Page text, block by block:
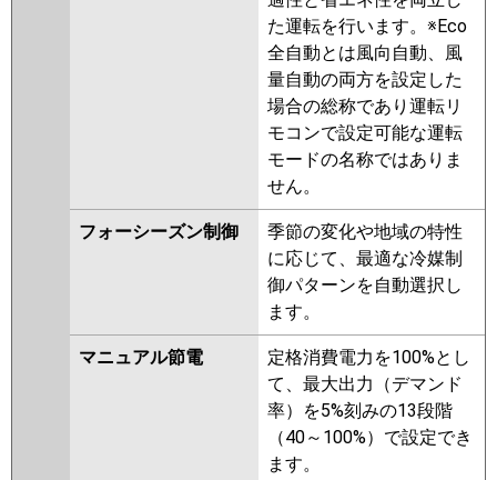
ERMP80FE4 PMZ-HRMP80FF3
PMZ-HRMP80F3 PMZ-
ERMP80FE3 PMZ-ERMP80F3
PMZ-HRMP80FF2 PMZ-
HRMP80F2 PMZ-ERMP80FE2
PMZ-ERMP80F2 PMZ-
HRMP80FFZ
PMZ-ERMP80FEZ PMZ-
ERMP80FZ PMZ-HRMP80FFY
PMZ-HRMP80FY PMZ-ERMP80FY
PMZ-ERMP80FEY PMZ-
HRMP80FFV PMZ-HRMP80FV
PMZ-ERMP80FEV PMZ-
ERMP80FV PMZ-ERMP80FR
PMZ-ERMP80FER
RCIS-GP80RHN4 RCIS-GP80RSH9
RCIS-GP80RHN3
た運転を行います。※Eco
全自動とは風向自動、風
量自動の両方を設定した
場合の総称であり運転リ
モコンで設定可能な運転
モードの名称ではありま
せん。
フォーシーズン制御
季節の変化や地域の特性
に応じて、最適な冷媒制
御パターンを自動選択し
ます。
マニュアル節電
定格消費電力を100%とし
て、最大出力（デマンド
率）を5%刻みの13段階
（40～100%）で設定でき
ます。